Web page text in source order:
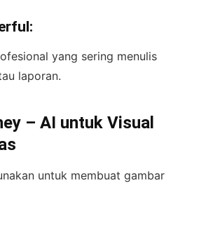
yang sering menulis
laporan.
– AI untuk Visual
untuk membuat gambar